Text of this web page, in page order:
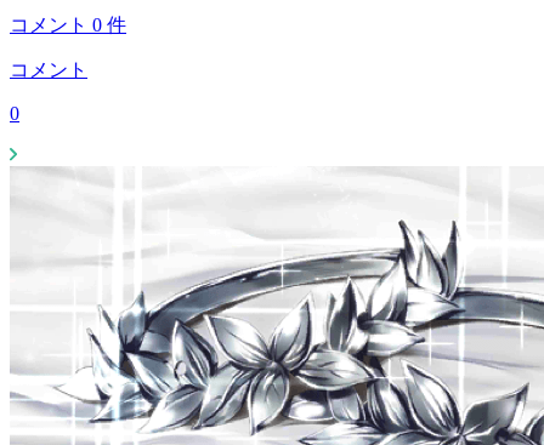
コメント 0 件
コメント
0